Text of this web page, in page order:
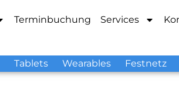
Terminbuchung Services
Tablets Wearables Festnetz